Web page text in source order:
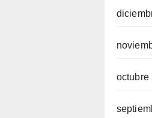
octubre